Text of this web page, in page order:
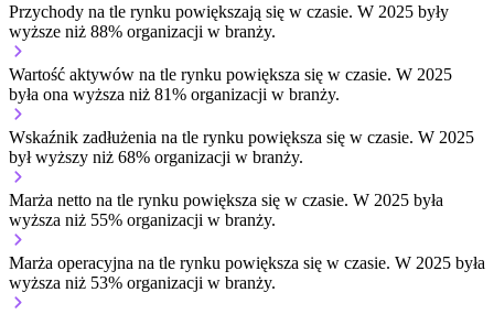
Przychody na tle rynku powiększają się w czasie. W 2025 były
wyższe niż 88% organizacji w branży.
Wartość aktywów na tle rynku powiększa się w czasie. W 2025
była ona wyższa niż 81% organizacji w branży.
Wskaźnik zadłużenia na tle rynku powiększa się w czasie. W 2025
był wyższy niż 68% organizacji w branży.
Marża netto na tle rynku powiększa się w czasie. W 2025 była
wyższa niż 55% organizacji w branży.
Marża operacyjna na tle rynku powiększa się w czasie. W 2025 była
wyższa niż 53% organizacji w branży.